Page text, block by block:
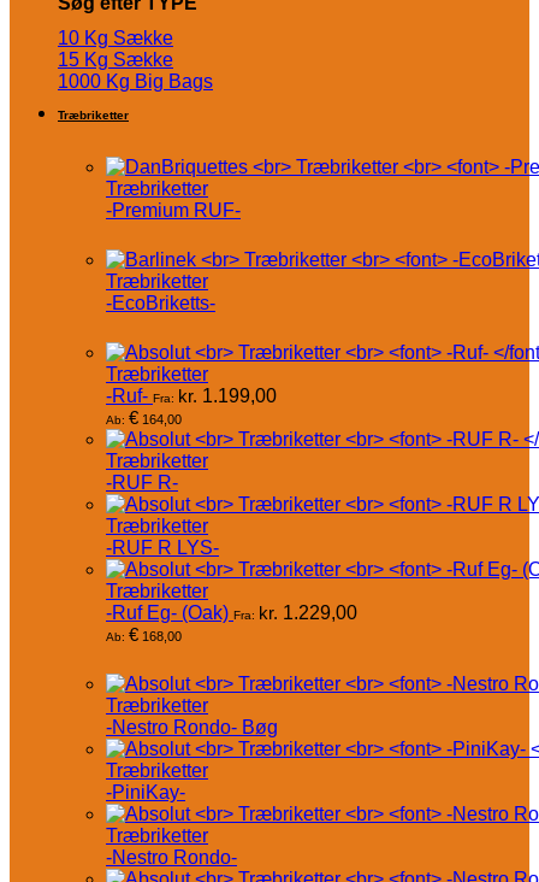
10 Kg Sække
15 Kg Sække
1000 Kg Big Bags
Træbriketter
Træbriketter
-Premium RUF-
Træbriketter
-EcoBriketts-
Træbriketter
-Ruf- Fra: kr. 1.199,00
Ab: € 164,00
Træbriketter
-RUF R-
Træbriketter
-RUF R LYS-
Træbriketter
-Ruf Eg- (Oak) Fra: kr. 1.229,00
Ab: € 168,00
Træbriketter
-Nestro Rondo- Bøg
Træbriketter
-PiniKay-
Træbriketter
-Nestro Rondo-